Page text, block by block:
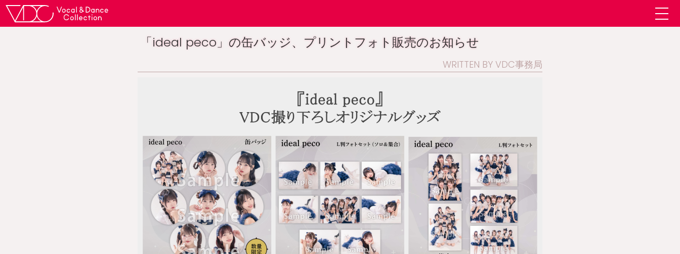
「ideal peco」の缶バッジ、プリントフォト販売のお知らせ
WRITTEN BY VDC事務局